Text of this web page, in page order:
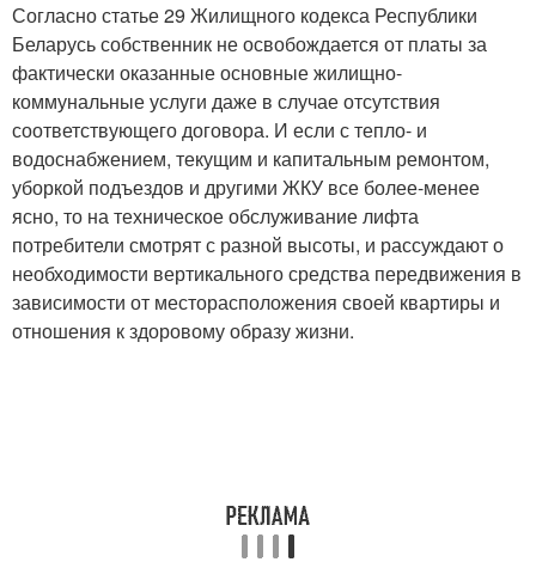
Согласно статье 29 Жилищного кодекса Республики
Беларусь собственник не освобождается от платы за
фактически оказанные основные жилищно-
коммунальные услуги даже в случае отсутствия
соответствующего договора. И если с тепло- и
водоснабжением, текущим и капитальным ремонтом,
уборкой подъездов и другими ЖКУ все более-менее
ясно, то на техническое обслуживание лифта
потребители смотрят с разной высоты, и рассуждают о
необходимости вертикального средства передвижения в
зависимости от месторасположения своей квартиры и
отношения к здоровому образу жизни.